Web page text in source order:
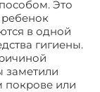
Это
в одной
гигиены.
заметили
покрове или